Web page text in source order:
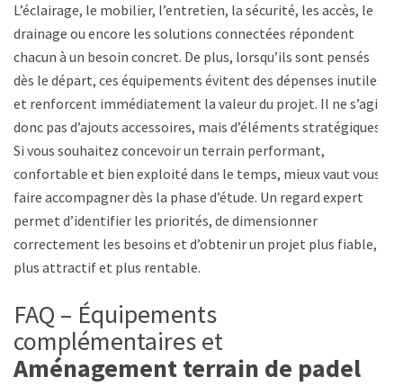
L’éclairage, le mobilier, l’entretien, la sécurité, les accès, le
drainage ou encore les solutions connectées répondent
chacun à un besoin concret. De plus, lorsqu’ils sont pensés
dès le départ, ces équipements évitent des dépenses inutiles
et renforcent immédiatement la valeur du projet. Il ne s’agit
donc pas d’ajouts accessoires, mais d’éléments stratégiques.
Si vous souhaitez concevoir un terrain performant,
confortable et bien exploité dans le temps, mieux vaut vous
faire accompagner dès la phase d’étude. Un regard expert
permet d’identifier les priorités, de dimensionner
correctement les besoins et d’obtenir un projet plus fiable,
plus attractif et plus rentable.
FAQ – Équipements
complémentaires et
Aménagement terrain de padel